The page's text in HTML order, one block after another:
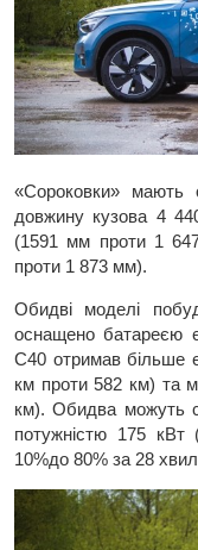
«Сороковки»
довжину кузова 4
(1591 мм проти 1
проти 1 873 мм).
Обидві моделі
оснащено батареєю
С40 отримав більше
км проти 582 км) та
км). Обидва можуть
потужністю 175 кВт
10%до 80% за 28